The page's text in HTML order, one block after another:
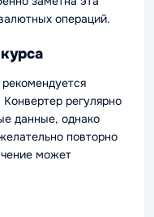
операций.
регулярно
данные, однако
повторно
может